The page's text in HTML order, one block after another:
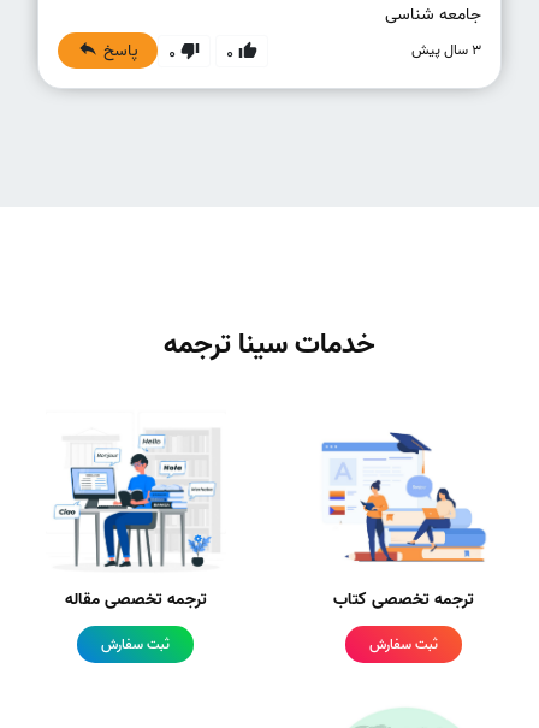
جامعه شناسی
3 سال پیش 0
0 پاسخ
خدمات سینا ترجمه
ترجمه تخصصی کتاب
ثبت سفارش
ترجمه تخصصی مقاله
ثبت سفارش